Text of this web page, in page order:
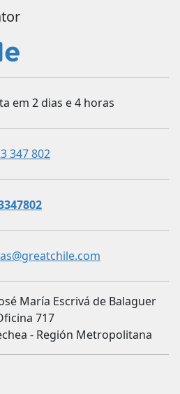
em 2 dias e 4 horas
347 802
María Escrivá de Balaguer
717
- Región Metropolitana